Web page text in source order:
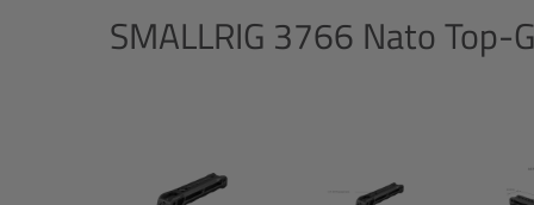
Video
Fujifilm
SMALLRIG 3766 Nato Top-